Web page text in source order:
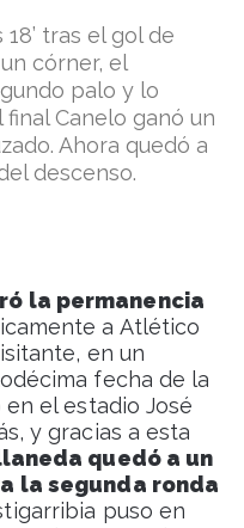
tras el gol de
córner, el
palo y lo
Canelo ganó un
Ahora quedó a
descenso.
la permanencia
a Atlético
en un
fecha de la
el estadio José
y gracias a esta
quedó a un
la segunda ronda
puso en